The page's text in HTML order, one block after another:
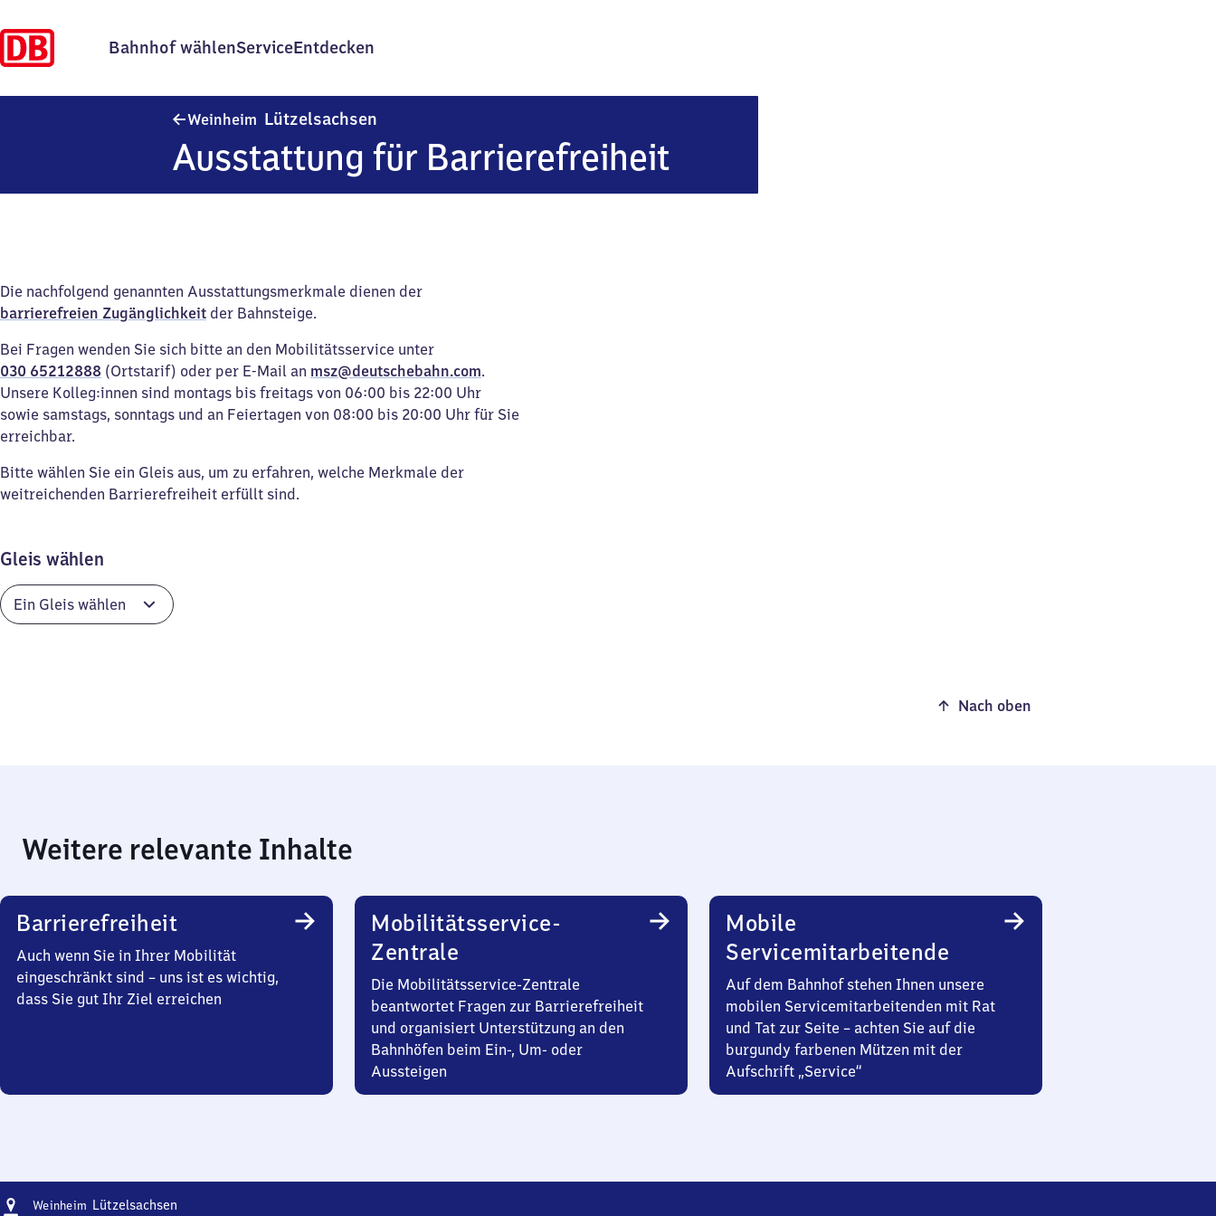
Bahnhof wählenServiceEntdecken
Weinheim Lützelsachsen
Ausstattung für Barrierefreiheit
Die nachfolgend genannten Ausstattungsmerkmale dienen der
barrierefreien Zugänglichkeit der Bahnsteige.
Bei Fragen wenden Sie sich bitte an den Mobilitätsservice unter
030 65212888 (Ortstarif) oder per E-Mail an msz@deutschebahn.com.
Unsere Kolleg:innen sind montags bis freitags von 06:00 bis 22:00 Uhr
sowie samstags, sonntags und an Feiertagen von 08:00 bis 20:00 Uhr für Sie
erreichbar.
Bitte wählen Sie ein Gleis aus, um zu erfahren, welche Merkmale der
weitreichenden Barrierefreiheit erfüllt sind.
Gleis wählen
Nach oben
Weitere relevante Inhalte
Barrierefreiheit
Auch wenn Sie in Ihrer Mobilität
eingeschränkt sind – uns ist es wichtig,
dass Sie gut Ihr Ziel erreichen
Mobilitätsservice-
Zentrale
Die Mobilitätsservice-Zentrale
beantwortet Fragen zur Barrierefreiheit
und organisiert Unterstützung an den
Bahnhöfen beim Ein-, Um- oder
Aussteigen
Mobile
Servicemitarbeitende
Auf dem Bahnhof stehen Ihnen unsere
mobilen Servicemitarbeitenden mit Rat
und Tat zur Seite – achten Sie auf die
burgundy farbenen Mützen mit der
Aufschrift „Service“
Adresse
Weinheim Lützelsachsen